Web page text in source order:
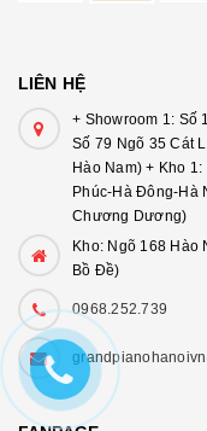
LIÊN HỆ
+ Showroom 1: Số
Số 79 Ngõ 35 Cát
Hào Nam) + Kho
Phúc-Hà Đông-Hà
Chương Dương)
Kho: Ngõ 168
Bồ Đề)
0968.252.739